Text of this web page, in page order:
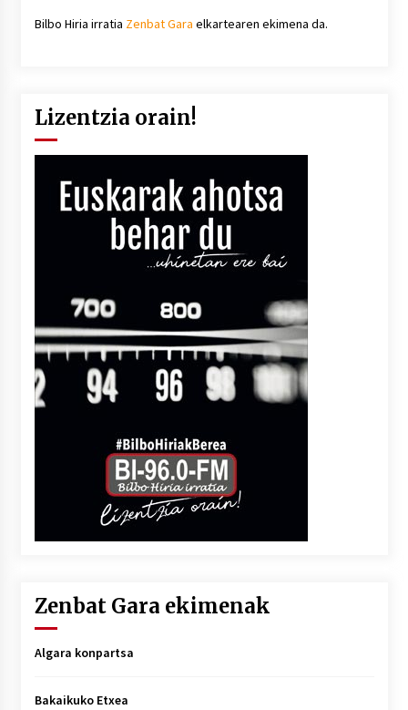
Bilbo Hiria irratia Zenbat Gara elkartearen ekimena da.
Lizentzia orain!
Zenbat Gara ekimenak
Algara konpartsa
Bakaikuko Etxea